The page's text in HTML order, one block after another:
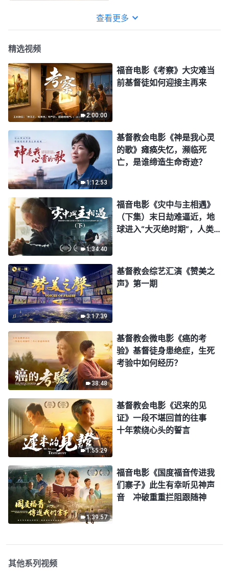
查看更多
精选视频
2:00:00
福音电影《考察》大灾难当
前基督徒如何迎接主再来
1:12:53
基督教会电影《神是我心灵
的歌》瘫痪失忆，濒临死
亡，是谁缔造生命奇迹？
1:34:40
福音电影《灾中与主相遇》
（下集）末日劫难逼近，地
球进入“大灭绝时期”，人类
3:17:39
基督教会综艺汇演《赞美之
声》第一期
38:48
基督教会微电影《癌的考
验》基督徒身患绝症，生死
考验中如何经历？
1:55:29
基督教会电影《迟来的见
证》一段不堪回首的往事
十年萦绕心头的誓言
1:39:57
福音电影《国度福音传进我
们寨子》此生有幸听见神声
音 冲破重重拦阻跟随神
其他系列视频